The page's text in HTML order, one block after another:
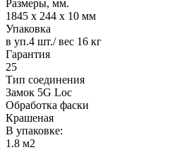
Размеры, мм.
1845 х 244 х 10 мм
Упаковка
в уп.4 шт./ вес 16 кг
Гарантия
25
Тип соединения
Замок 5G Loc
Обработка фаски
Крашеная
В упаковке:
1.8 м2